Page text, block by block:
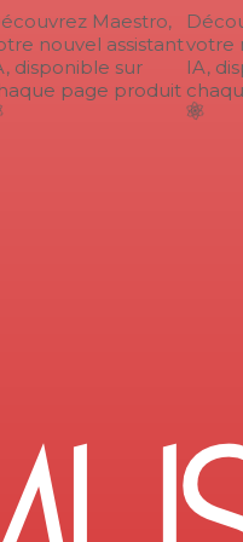
Maestro,
nouvel assistant
disponible sur
page produit
votre
IA,